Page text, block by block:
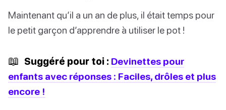
Maintenant qu’il a un an de plus, il était temps pour
le petit garçon d’apprendre à utiliser le pot !
📖 Suggéré pour toi : Devinettes pour
enfants avec réponses : Faciles, drôles et plus
encore !